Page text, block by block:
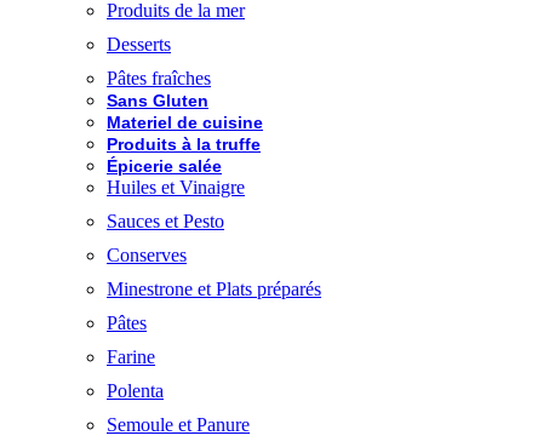
Produits de la mer
Desserts
Pâtes fraîches
Sans Gluten
Materiel de cuisine
Produits à la truffe
Épicerie salée
Huiles et Vinaigre
Sauces et Pesto
Conserves
Minestrone et Plats préparés
Pâtes
Farine
Polenta
Semoule et Panure